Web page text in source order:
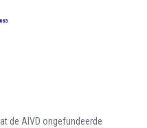
de AIVD ongefundeerde